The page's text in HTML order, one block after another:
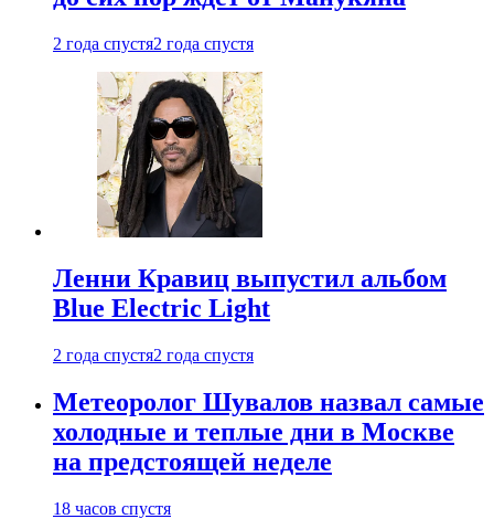
2 года спустя2 года спустя
Ленни Кравиц выпустил альбом
Blue Electric Light
2 года спустя2 года спустя
Метеоролог Шувалов назвал самые
холодные и теплые дни в Москве
на предстоящей неделе
18 часов спустя